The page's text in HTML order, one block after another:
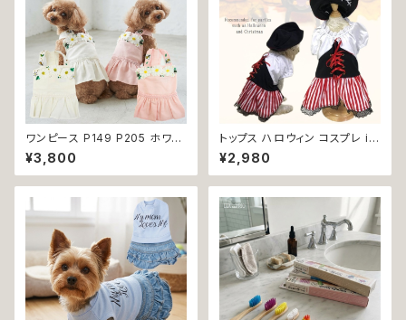
ワンピース P149 P205 ホワイ
ト ピンク フラワー ハンドメイド
Bee パステル コットン dog ウ
ェア ドッグ ウェア ドッグウエア
の洋服 洋服 小型犬 中型犬 女
の子 スカート 花 蜂 ストーン ビ
ジュー アップリケ かわいい 可
愛い おしゃれ 送料無料 返品交
換不可
¥3,800
トップス ハロウィン コスプレ ir
o1 ワンピース 海賊 ハロパ パイ
レーツ コスチューム コス 仮装
dog cat ウェア ドッグ ウェア ド
犬洋服 犬の洋服 猫服 猫洋服
猫の洋服 洋服 かわいい 可愛い
おしゃれ 返品交換不可
¥2,980